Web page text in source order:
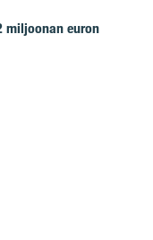
miljoonan euron